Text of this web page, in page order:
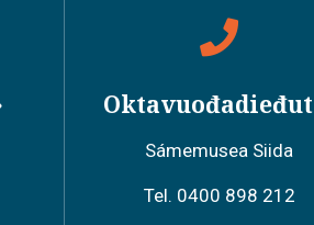
Oktavuođadieđut
Sámemusea Siida
Tel. 0400 898 212